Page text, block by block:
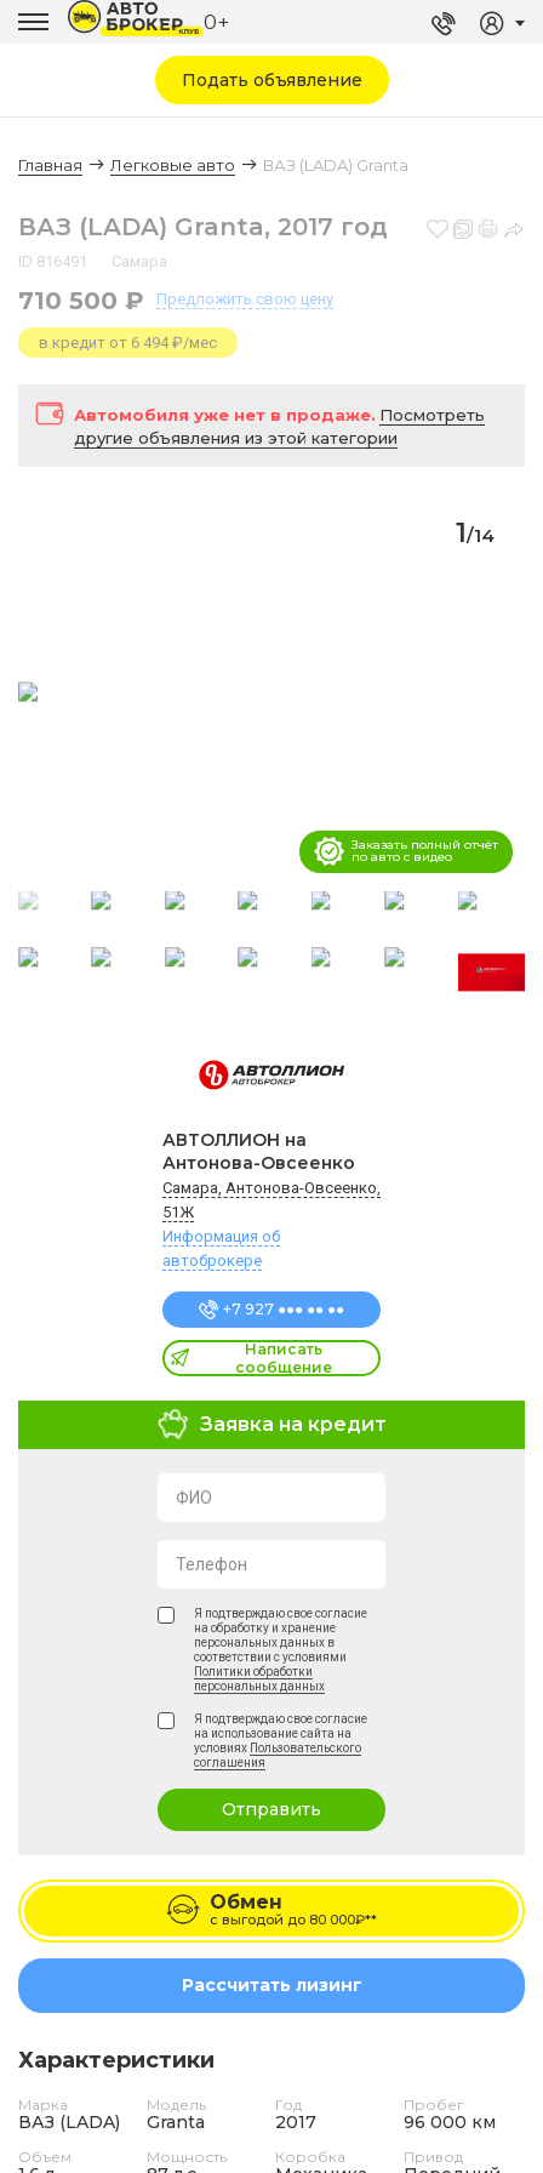
0+
Подать объявление
Главная Легковые авто ВАЗ (LADA) Granta
ВАЗ (LADA) Granta, 2017 год
ID 816491 Самара
710 500 ₽ Предложить свою цену
в кредит от 6 494 ₽/мес
Автомобиля уже нет в продаже. Посмотреть
другие объявления из этой категории
Заказать полный отчёт
по авто с видео
1/14
АВТОЛЛИОН на
Антонова-Овсеенко
Самара, Антонова-Овсеенко,
51Ж
Информация об
автоброкере
+7 927 ●●● ●● ●●
Написать
сообщение
Заявка на кредит
ФИО
Телефон
Я подтверждаю свое согласие
на обработку и хранение
персональных данных в
соответствии с условиями
Политики обработки
персональных данных
Я подтверждаю свое согласие
на использование сайта на
условиях Пользовательского
соглашения
Отправить
Обмен
с выгодой до 80 000₽**
Рассчитать лизинг
Характеристики
Марка
ВАЗ (LADA)
Модель
Granta
Год
2017
Пробег
96 000 км
Объем Мощность Коробка Привод